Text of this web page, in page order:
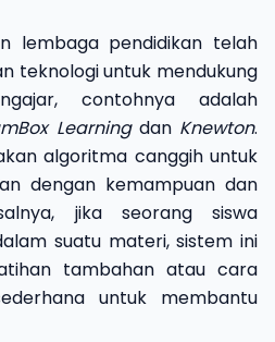
lembaga pendidikan telah
teknologi untuk mendukung
contohnya adalah
Learning dan Knewton.
algoritma canggih untuk
dengan kemampuan dan
jika seorang siswa
suatu materi, sistem ini
tambahan atau cara
untuk membantu